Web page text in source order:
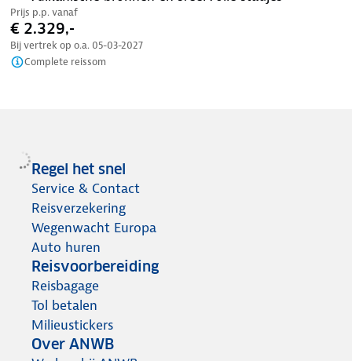
Prijs p.p. vanaf
€ 2.329,-
Bij vertrek op o.a. 05-03-2027
Complete reissom
Regel het snel
Service & Contact
Reisverzekering
Wegenwacht Europa
Auto huren
Reisvoorbereiding
Reisbagage
Tol betalen
Milieustickers
Over ANWB